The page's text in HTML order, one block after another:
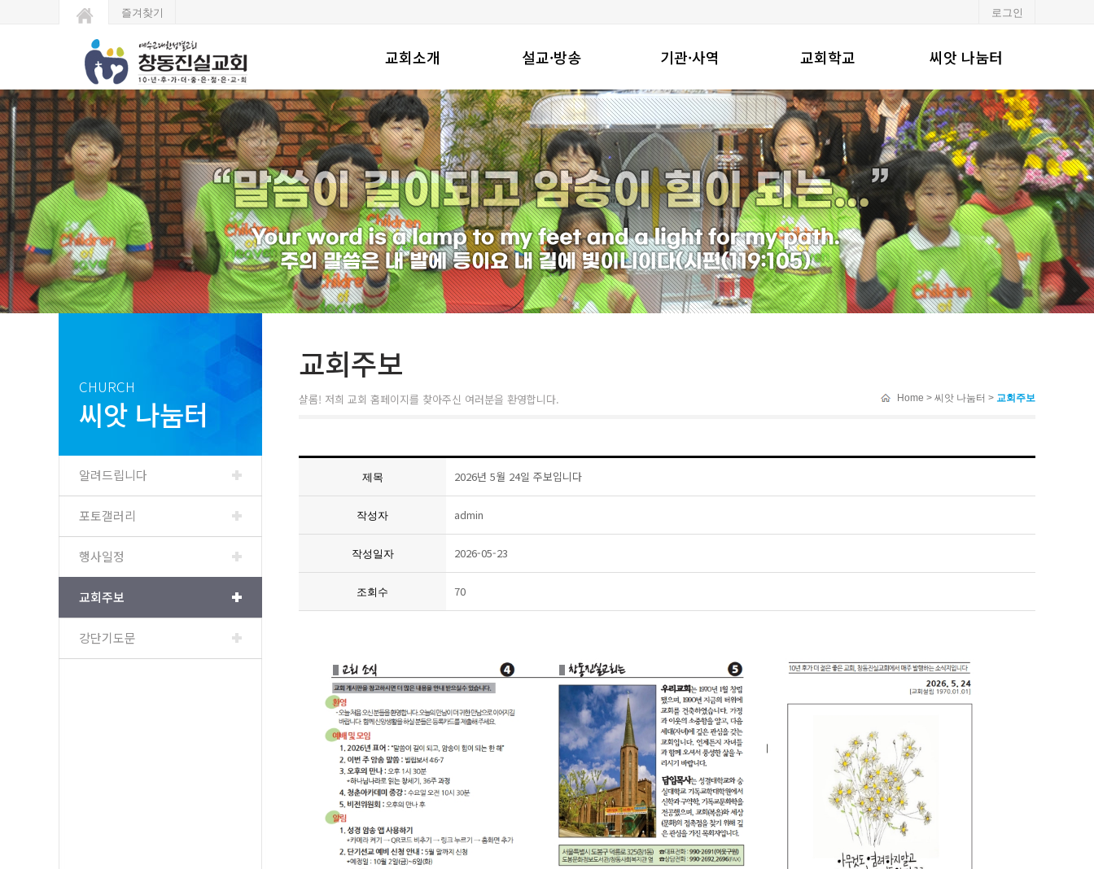
즐겨찾기 로그인
교회소개
창동진실교회는
교회연혁
예배안내
섬기는 이들
찾아오시는길
설교·방송
주일설교
수요밤예배
금요밤기도회
온라인성경공부
특별영상
기관·사역
기관
지역사회와함께
선교사역
교회학교
유·초등부
중·고등부
청년부
씨앗 나눔터
알려드립니다
포토갤러리
행사일정
교회주보
강단기도문
CHURCH
씨앗 나눔터
알려드립니다
포토갤러리
행사일정
교회주보
강단기도문
교회주보
샬롬! 저희 교회 홈페이지를 찾아주신 여러분을 환영합니다. Home > 씨앗 나눔터 > 교회주보
제목 2026년 5월 24일 주보입니다
작성자 admin
작성일자 2026-05-23
조회수 70